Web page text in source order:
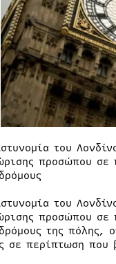
του
προσώπου
του
προσώπου
της
σε περίπτωση που